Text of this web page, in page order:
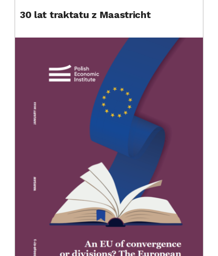
30 lat traktatu z Maastricht